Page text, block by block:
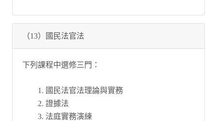
（13）國民法官法
下列課程中選修三門：
國民法官法理論與實務
證據法
法庭實務演練